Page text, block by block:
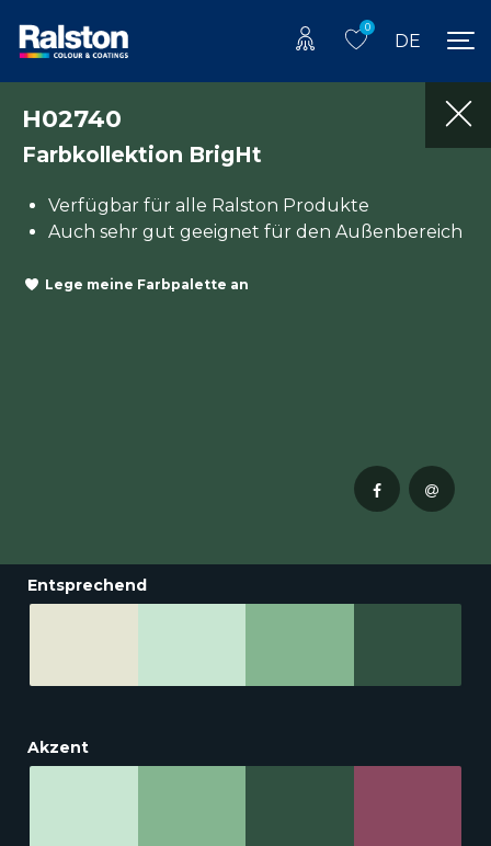
0
DE
H02740
Farbkollektion BrigHt
Verfügbar für alle Ralston Produkte
Auch sehr gut geeignet für den Außenbereich
Lege meine Farbpalette an
Entsprechend
Akzent